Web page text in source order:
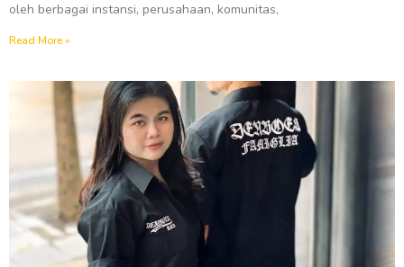
oleh berbagai instansi, perusahaan, komunitas,
Read More »